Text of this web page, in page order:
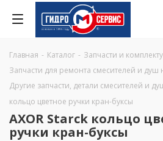
Главная - Каталог - Запчасти и
Запчасти для ремонта смесителей и душ
Другие запчасти, детали смесителей и
кольцо цветное ручки кран-буксы
AXOR Starck кольцо
ручки кран-буксы